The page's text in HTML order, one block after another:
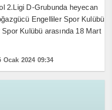
2.Ligi D-Grubunda heyecan
Engelliler Spor Kulübü
Kulübü arasında 18 Mart
Ocak 2024 09:34